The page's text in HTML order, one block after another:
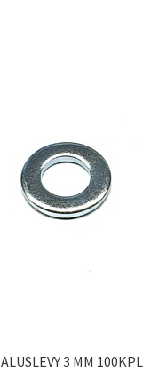
ALUSLEVY 3 MM 100KPL